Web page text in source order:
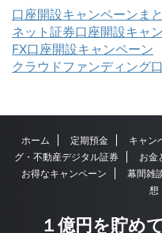
口座開設キャンペーンま
ネット証券口座開設キャ
FX口座開設キャンペーン
クラウドファンディング
ホーム 定期預金 キャン
グ・不動産デジタル証券
お金
お得なキャンペーン
幕間雑
想
１億円を貯め